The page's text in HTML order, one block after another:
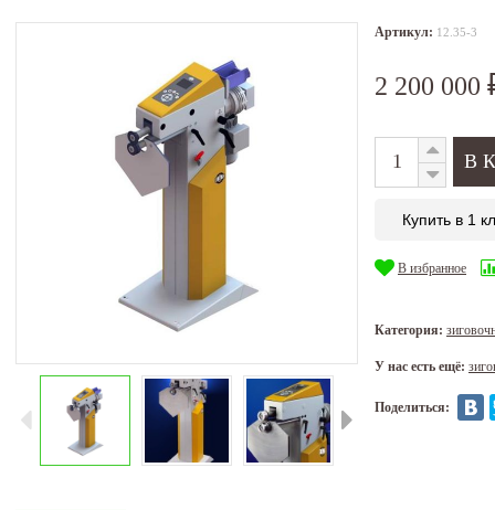
Артикул: 12.35-3
2 200 000
Купить в 1
В избранное
Категория:
У нас есть ещё:
Поделиться: